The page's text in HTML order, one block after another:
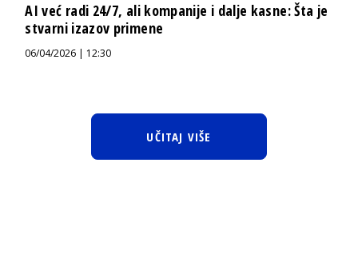
AI već radi 24/7, ali kompanije i dalje kasne: Šta je
stvarni izazov primene
06/04/2026 | 12:30
UČITAJ VIŠE